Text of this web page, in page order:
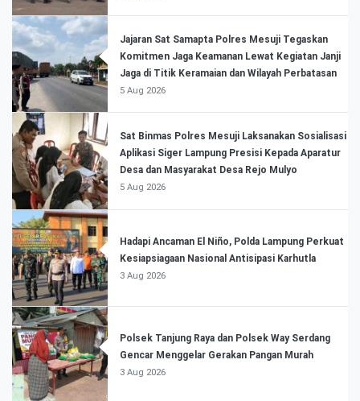
Jajaran Sat Samapta Polres Mesuji Tegaskan
Komitmen Jaga Keamanan Lewat Kegiatan Janji
Jaga di Titik Keramaian dan Wilayah Perbatasan
5 Aug 2026
Sat Binmas Polres Mesuji Laksanakan Sosialisasi
Aplikasi Siger Lampung Presisi Kepada Aparatur
Desa dan Masyarakat Desa Rejo Mulyo
5 Aug 2026
Hadapi Ancaman El Niño, Polda Lampung Perkuat
Kesiapsiagaan Nasional Antisipasi Karhutla
3 Aug 2026
Polsek Tanjung Raya dan Polsek Way Serdang
Gencar Menggelar Gerakan Pangan Murah
3 Aug 2026